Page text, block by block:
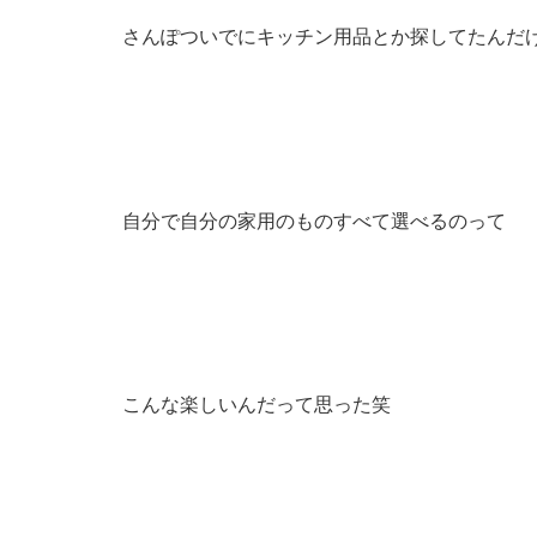
さんぽついでにキッチン用品とか探してたんだ
自分で自分の家用のものすべて選べるのって
こんな楽しいんだって思った笑